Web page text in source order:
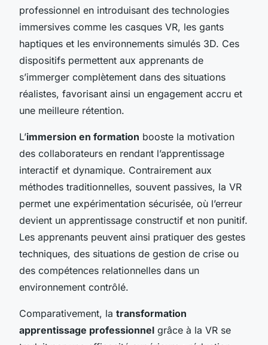
professionnel en introduisant des technologies
immersives comme les casques VR, les gants
haptiques et les environnements simulés 3D. Ces
dispositifs permettent aux apprenants de
s’immerger complètement dans des situations
réalistes, favorisant ainsi un engagement accru et
une meilleure rétention.
L’immersion en formation booste la motivation
des collaborateurs en rendant l’apprentissage
interactif et dynamique. Contrairement aux
méthodes traditionnelles, souvent passives, la VR
permet une expérimentation sécurisée, où l’erreur
devient un apprentissage constructif et non punitif.
Les apprenants peuvent ainsi pratiquer des gestes
techniques, des situations de gestion de crise ou
des compétences relationnelles dans un
environnement contrôlé.
Comparativement, la transformation
apprentissage professionnel grâce à la VR se